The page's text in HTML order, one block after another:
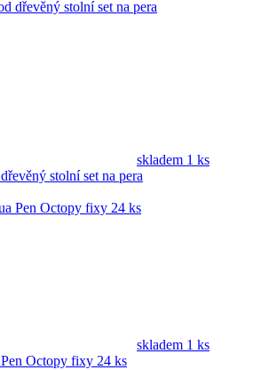
skladem 1 ks
stolní set na pera
skladem 1 ks
Octopy fixy 24 ks